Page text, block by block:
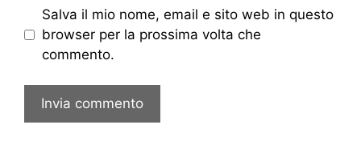
Salva il mio nome, email e sito web in questo
browser per la prossima volta che
commento.